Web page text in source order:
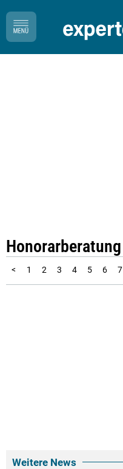
Honorarberatung
< 1 2 3 4 5 6 7
Weitere News